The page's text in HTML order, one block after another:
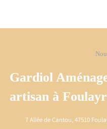
Gardiol
artisan à
7 Allée de Cantou, 47510